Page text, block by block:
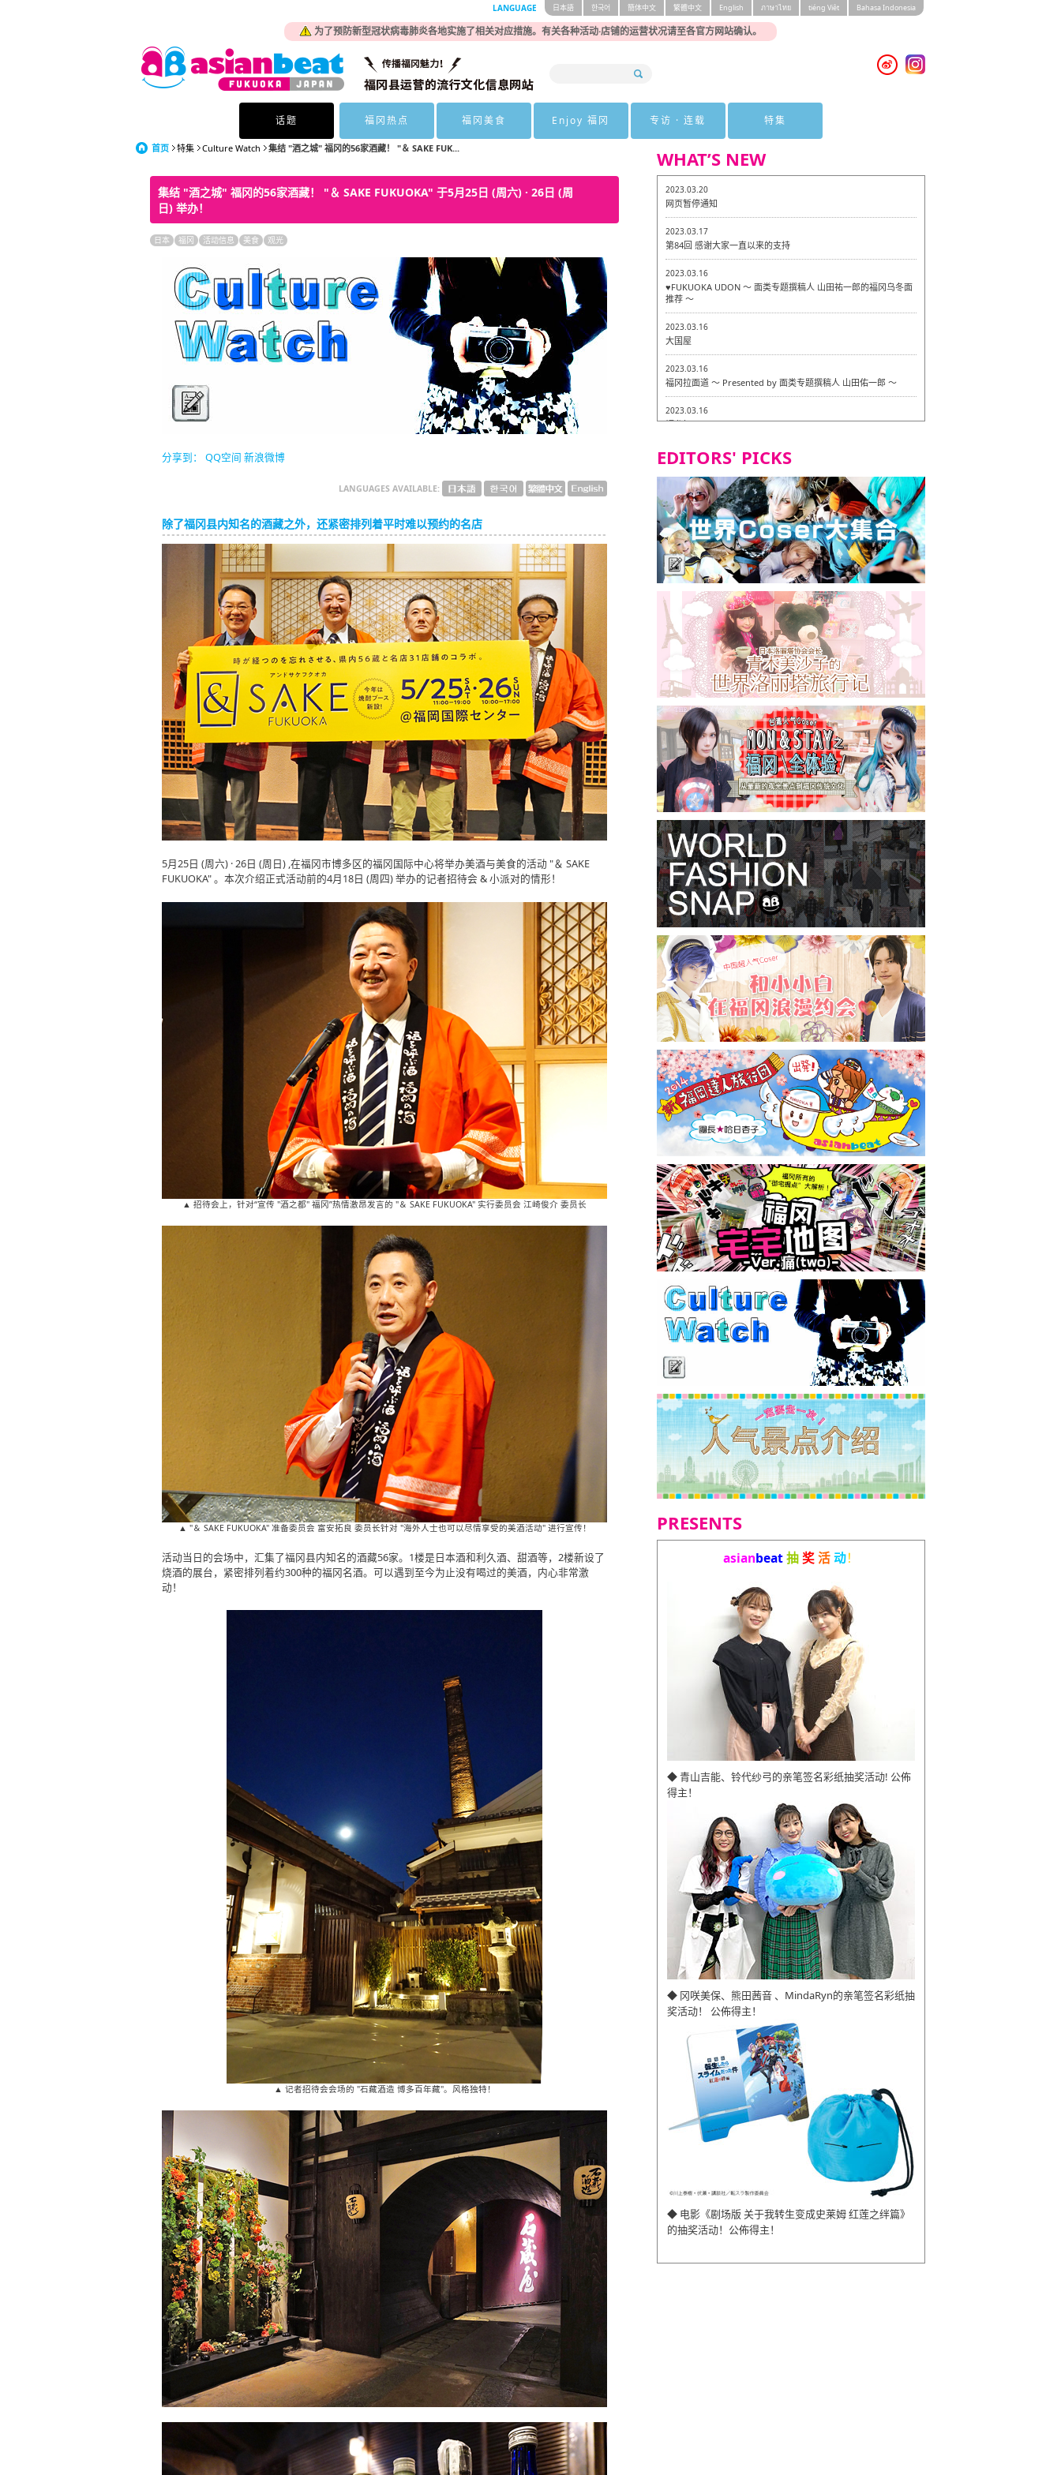
为了预防新型冠状病毒肺炎各地实施了相关对应措施。有关各种活动·店铺的运营状况请至各官方网站确认。
LANGUAGE 日本語 한국어 簡体中文 繁體中文 English ภาษาไทย tiéng Viêt Bahasa Indonesia
话题 福冈热点 福冈美食 Enjoy 福冈 专访 · 连载 特集
首页 特集 Culture Watch 集结 "酒之城" 福冈的56家酒藏！ "＆ SAKE FUK...
集结 "酒之城" 福冈的56家酒藏！ "＆ SAKE FUKUOKA" 于5月25日 (周六) · 26日 (周
日) 举办！
日本 福冈 活动信息 美食 观光
分享到： QQ空间 新浪微博
LANGUAGES AVAILABLE:
除了福冈县内知名的酒藏之外，还紧密排列着平时难以预约的名店
5月25日 (周六) · 26日 (周日) ,在福冈市博多区的福冈国际中心将举办美酒与美食的活动 "＆ SAKE
FUKUOKA" 。本次介绍正式活动前的4月18日 (周四) 举办的记者招待会 & 小派对的情形！
▲ 招待会上，针对“宣传 "酒之都" 福冈”热情激昂发言的 "＆ SAKE FUKUOKA" 实行委员会 江崎俊介 委员长
▲ "＆ SAKE FUKUOKA" 准备委员会 富安拓良 委员长针对 "海外人士也可以尽情享受的美酒活动" 进行宣传！
活动当日的会场中，汇集了福冈县内知名的酒藏56家。1楼是日本酒和利久酒、甜酒等，2楼新设了
烧酒的展台，紧密排列着约300种的福冈名酒。可以遇到至今为止没有喝过的美酒，内心非常激
动！
▲ 记者招待会会场的 "石藏酒造 博多百年藏"。风格独特！
WHAT’S NEW
2023.03.20
网页暂停通知
2023.03.17
第84回 感谢大家一直以来的支持
2023.03.16
♥FUKUOKA UDON ～ 面类专题撰稿人 山田祐一郎的福冈乌冬面
推荐 ～
2023.03.16
大国屋
2023.03.16
福冈拉面道 〜 Presented by 面类专题撰稿人 山田佑一郎 〜
2023.03.16
福龙轩
2023.03.07
Isogiyokarazu 博多总店 〜 严格素食主义・素食主义者的菜单试
的试吃之旅 in 福冈市！〜
2023.03.07
严格素食主义・素食主义者的菜单试的试吃之旅 in 福冈市！
2023.03.02
Little Stand 大名店 〜 严格素食主义・素食主义者的菜单试的试
吃之旅 in 福冈市！〜
2023.02.28
东筑轩 折尾本社乌冬店
EDITORS' PICKS
PRESENTS
asianbeat抽奖活动！
◆ 青山吉能、铃代纱弓的亲笔签名彩纸抽奖活动! 公佈
得主！
◆ 冈咲美保、熊田茜音 、MindaRyn的亲笔签名彩纸抽
奖活动！ 公佈得主！
◆ 电影《剧场版 关于我转生变成史莱姆 红莲之绊篇》
的抽奖活动！公佈得主！